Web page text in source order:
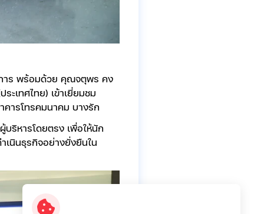
าร พร้อมด้วย คุณจตุพร คง
เทศไทย) เข้าเยี่ยมชม
ารโทรคมนาคม บางรัก
ริหารโดยตรง เพื่อให้นัก
เนินธุรกิจอย่างยั่งยืนใน